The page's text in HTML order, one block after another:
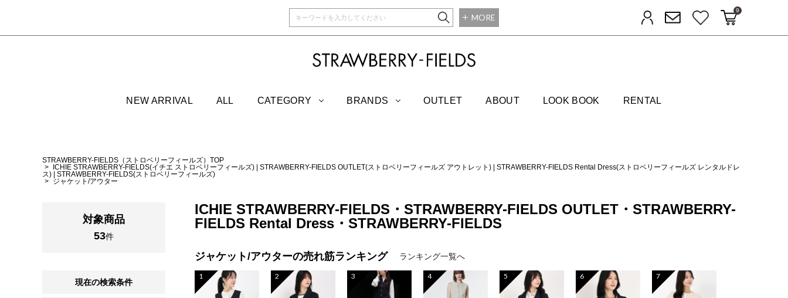
MORE ログイン メルマガ登録お気に入りカートに入れる
9
NEW ARRIVAL ALL CATEGORY BRANDS OUTLET ABOUT LOOK BOOK RENTAL
STRAWBERRY-FIELDS（ストロベリーフィールズ）TOP
ICHIE STRAWBERRY-FIELDS(イチエ ストロベリーフィールズ)
STRAWBERRY-FIELDS OUTLET(ストロベリーフィールズ アウトレット)
STRAWBERRY-FIELDS Rental Dress(ストロベリーフィールズ レンタルドレ
ス)
STRAWBERRY-FIELDS(ストロベリーフィールズ)
ジャケット/アウター
対象商品
53件
現在の検索条件
ICHIE STRAWBERRY-FIELDS・STRAWBERRY-FIELDS OUTLET・STRAWBERRY-
FIELDS Rental Dress・STRAWBERRY-FIELDS
ジャケット/アウターの売れ筋ランキング ランキング一覧へ
1 2 3 4 5 6 7